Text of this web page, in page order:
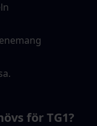
för TG1?